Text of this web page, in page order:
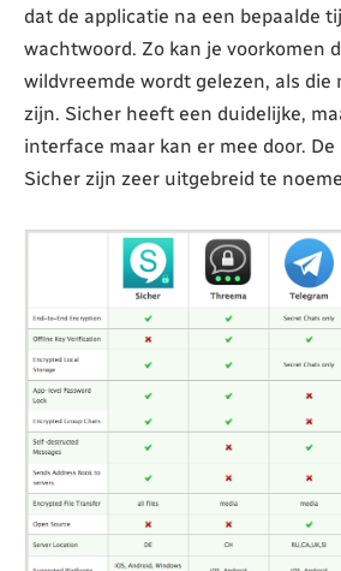
dat de applicatie na een bepaalde
wachtwoord. Zo kan je voorkomen
wildvreemde wordt gelezen, als die
zijn. Sicher heeft een duidelijke,
interface maar kan er mee door.
Sicher zijn zeer uitgebreid te